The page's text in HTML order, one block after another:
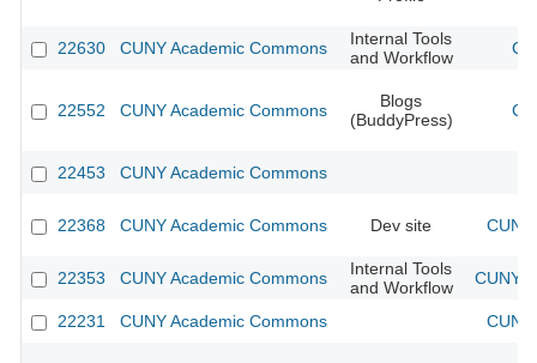
22630 CUNY Academic Commons
Internal Tools
and Workflow
22552 CUNY Academic Commons
Blogs
(BuddyPress)
22453 CUNY Academic Commons
22368 CUNY Academic Commons Dev site
22353 CUNY Academic Commons
Internal Tools
and Workflow
CUNY
22231 CUNY Academic Commons